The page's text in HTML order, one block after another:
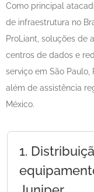
Como principal
de infraestrutura no
ProLiant, soluções de
centros de dados e
serviço em São Paulo,
além de assistência
México.
1.